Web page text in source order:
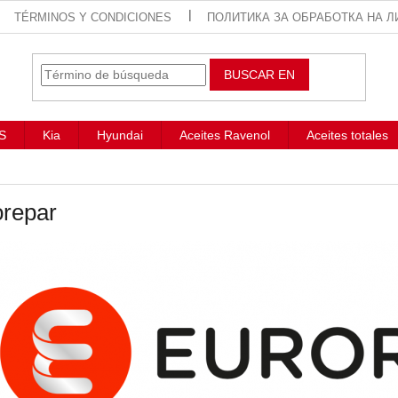
TÉRMINOS Y CONDICIONES ПОЛИТИКА ЗА ОБРАБОТКА НА
BUSCAR EN
Kia Hyundai Aceites Ravenol Aceites totales